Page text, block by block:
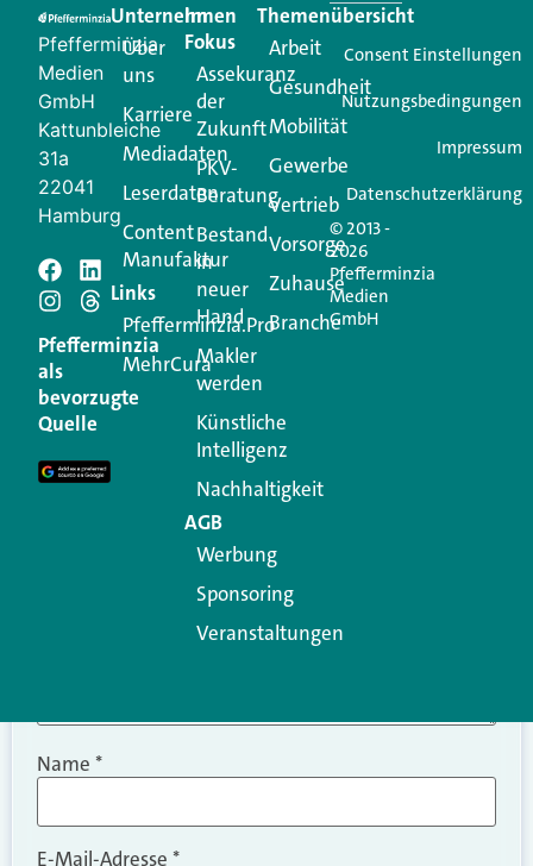
Creator für Ihre Kundenkommunikation. Alles, was
Ihren Vertriebsalltag leichter macht. Mit nur einem
Login.
Jetzt anmelden
Schreiben Sie einen
Kommentar
Ihre E-Mail-Adresse wird nicht veröffentlicht.
Erforderliche Felder sind mit
Kommentar
Name *
E-Mail-Adresse *
Pfefferminzia
Medien
GmbH
Kattunbleiche
31a
22041
Hamburg
Pfefferminzia
als
bevorzugte
Quelle
Unternehmen
Über
uns
Karriere
Mediadaten
Leserdaten
Content
Manufaktur
Links
Pfefferminzia.Pro
MehrCura
Im
Fokus
Assekuranz
der
Zukunft
PKV-
Beratung
Bestand
in
neuer
Hand
Makler
werden
Künstliche
Intelligenz
Nachhaltigkeit
AGB
Werbung
Sponsoring
Veranstaltungen
Themenübersicht
Arbeit
Gesundheit
Mobilität
Gewerbe
Vertrieb
Vorsorge
Zuhause
Branche
© 2013 -
2026
Pfefferminzia
Medien
GmbH
Consent Einstellungen
Nutzungsbedingungen
Impressum
Datenschutzerklärung